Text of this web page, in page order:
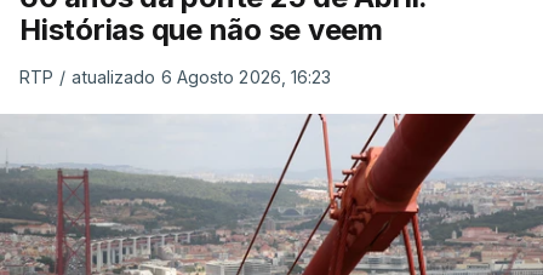
Histórias que não se veem
RTP / atualizado 6 Agosto 2026, 16:23